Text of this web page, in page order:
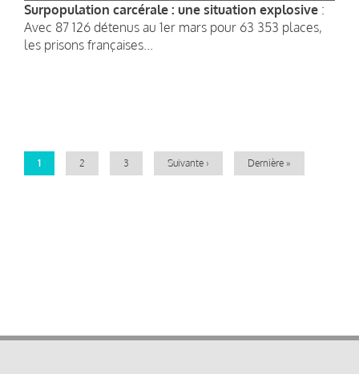
Surpopulation carcérale : une situation explosive :
Avec 87 126 détenus au 1er mars pour 63 353 places,
les prisons françaises...
Page
1 Page
2 Page
3
Page
Suivante ›
Dernière
Dernière »